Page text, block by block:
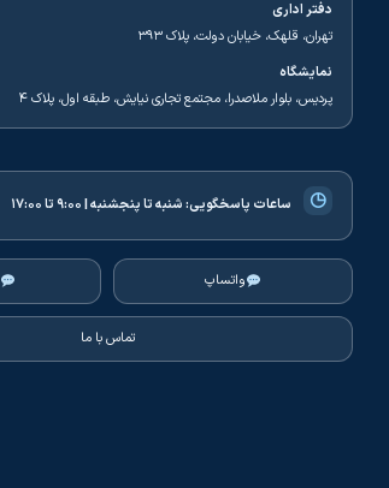
دفتر اداری
تهران، قلهک، خیابان دولت، پلاک ۳۹۳
نمایشگاه
پردیس، بلوار ملاصدرا، مجتمع تجاری نیایش، طبقه اول، پلاک ۴
◷ ساعات پاسخگویی:شنبه تا پنجشنبه | ۹:۰۰ تا ۱۷:۰۰
واتساپ
تماس با ما